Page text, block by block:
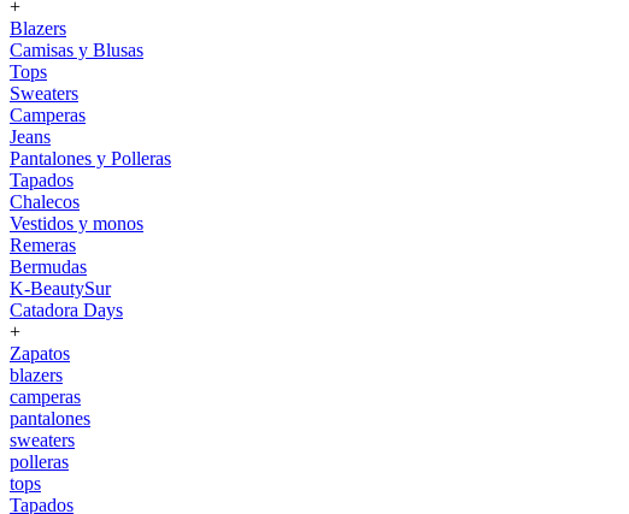
+
Blazers
Camisas y Blusas
Tops
Sweaters
Camperas
Jeans
Pantalones y Polleras
Tapados
Chalecos
Vestidos y monos
Remeras
Bermudas
K-BeautySur
Catadora Days
+
Zapatos
blazers
camperas
pantalones
sweaters
polleras
tops
Tapados